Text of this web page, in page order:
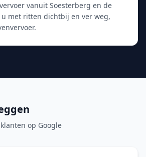
vanuit Soesterberg en de
met ritten dichtbij en ver weg,
op Google